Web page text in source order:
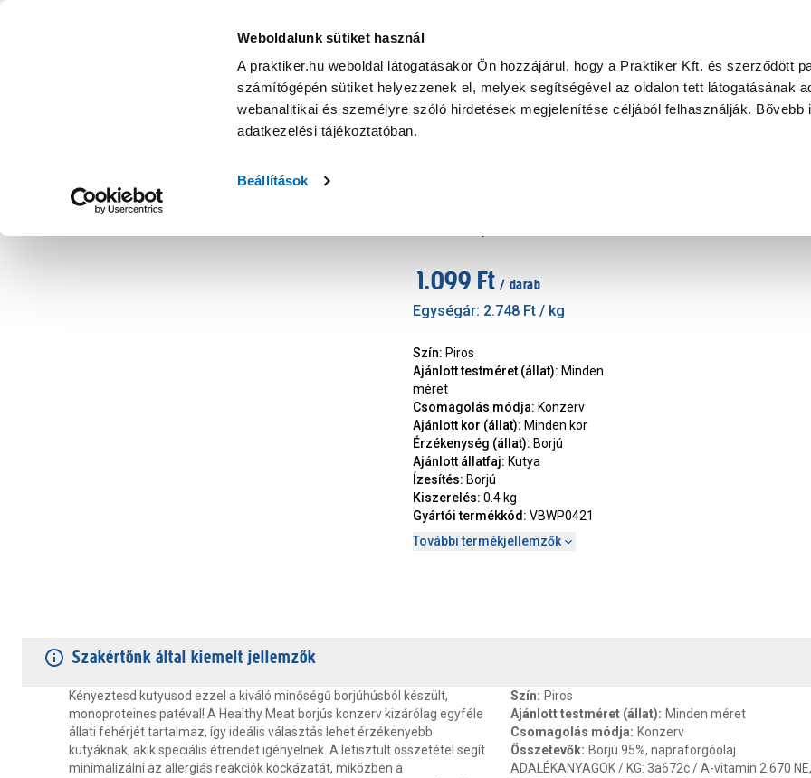
Weboldalunk sütiket használ
A praktiker.hu weboldal látogatásakor Ön hozzájárul, hogy a Praktiker Kft. és szerződött
számítógépén sütiket helyezzenek el, melyek segítségével az oldalon tett látogatásának
webanalitikai és személyre szóló hirdetések megjelenítése céljából felhasználják. Bővebb
adatkezelési tájékoztatóban.
Beállítások
KATEGÓRIÁK
Nyereményjáték Praktiker Professional Szakiajánló Ügyintézés és Információ
1.099 Ft / darab
Egységár: 2.748 Ft / kg
Szín: Piros
Ajánlott testméret (állat): Minden
méret
Csomagolás módja: Konzerv
Ajánlott kor (állat): Minden kor
Érzékenység (állat): Borjú
Ajánlott állatfaj: Kutya
Ízesítés: Borjú
Kiszerelés: 0.4 kg
Gyártói termékkód : VBWP0421
További termékjellemzők
Szakértőnk által kiemelt jellemzők
Kényeztesd kutyusod ezzel a kiváló minőségű borjúhúsból készült,
monoproteines patéval! A Healthy Meat borjús konzerv kizárólag egyféle
állati fehérjét tartalmaz, így ideális választás lehet érzékenyebb
kutyáknak, akik speciális étrendet igényelnek. A letisztult összetétel segít
minimalizálni az allergiás reakciók kockázatát, miközben a
Szín: Piros
Ajánlott testméret (állat): Minden méret
Csomagolás módja: Konzerv
Összetevők: Borjú 95%, napraforgóolaj.
ADALÉKANYAGOK / KG: 3a672c / A-vitamin 2.670 NE,